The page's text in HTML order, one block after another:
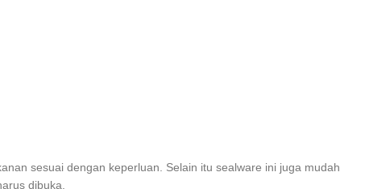
sesuai dengan keperluan. Selain itu sealware ini juga mudah
dibuka.